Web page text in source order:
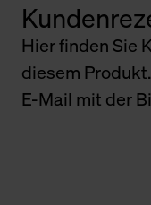
Hier finden Sie
diesem
E-Mail mit der